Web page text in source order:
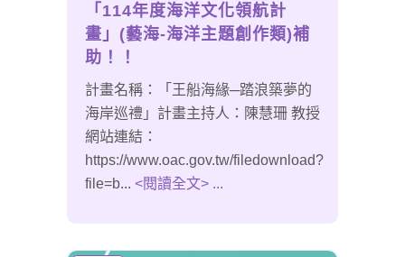
「114年度海洋文化領航計
畫」(藝海-海洋主題創作類)補
助！！
計畫名稱：「王船海緣─踏浪築夢的
海岸巡禮」計畫主持人：陳慧珊 教授
網站連結：
https://www.oac.gov.tw/filedownload?
file=b... <閱讀全文> ...